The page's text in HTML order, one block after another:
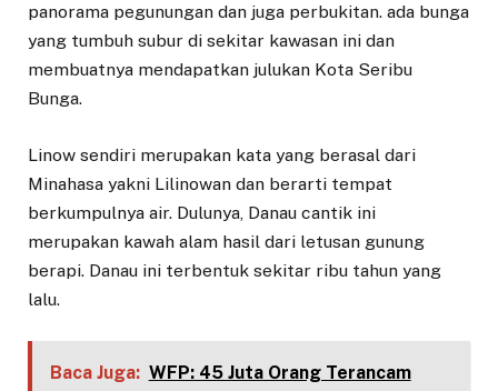
panorama pegunungan dan juga perbukitan. ada bunga
yang tumbuh subur di sekitar kawasan ini dan
membuatnya mendapatkan julukan Kota Seribu
Bunga.
Linow sendiri merupakan kata yang berasal dari
Minahasa yakni Lilinowan dan berarti tempat
berkumpulnya air. Dulunya, Danau cantik ini
merupakan kawah alam hasil dari letusan gunung
berapi. Danau ini terbentuk sekitar ribu tahun yang
lalu.
Baca Juga: WFP: 45 Juta Orang Terancam